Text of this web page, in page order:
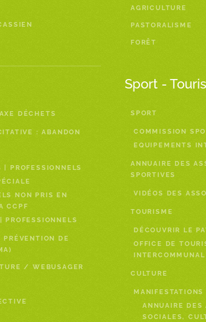
DÉCHETS
: ABANDON
| PROFESSIONNELS
NON PRIS EN
CCPF
PROFESSIONNELS
DE
/ WEBUSAGER
AGRICULTURE
PASTORALISME
FORÊT
Sport -
SPORT
COMMISSION
EQUIPEMENTS
ANNUAIRE DES
SPORTIVES
VIDÉOS DES
TOURISME
DÉCOUVRIR LE
OFFICE DE
INTERCOMMUNAL
CULTURE
ANNUAIRE DES
SOCIALES,